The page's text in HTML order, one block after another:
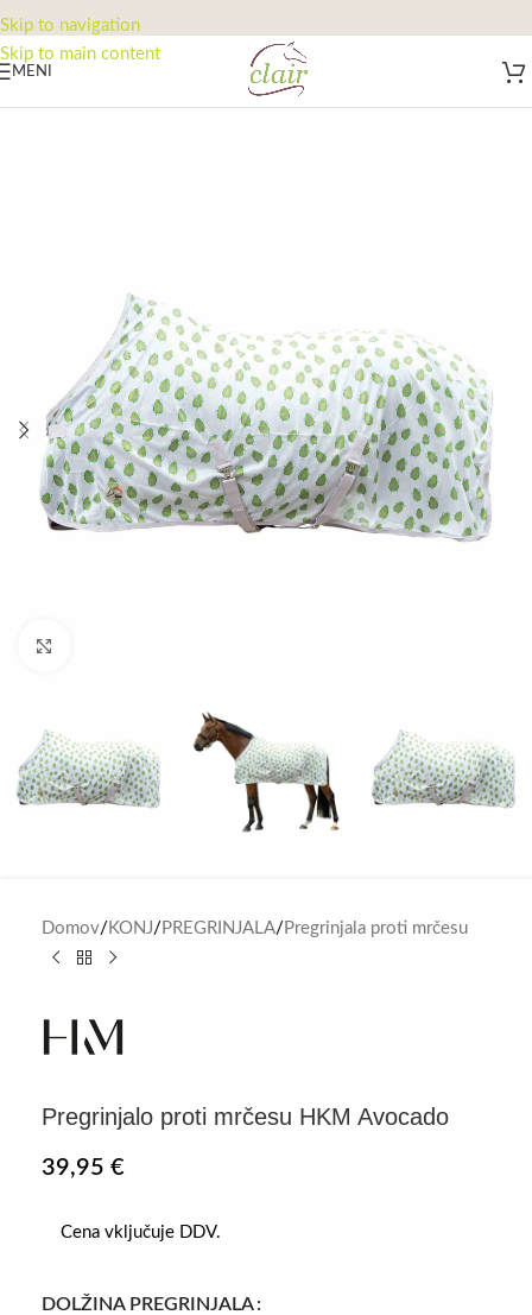
Skip to navigation
Skip to main content
MENI
Domov/ KONJ/ PREGRINJALA/ Pregrinjala proti mrčesu
Pregrinjalo proti mrčesu HKM Avocado
39,95 €
Cena vključuje DDV.
DOLŽINA PREGRINJALA